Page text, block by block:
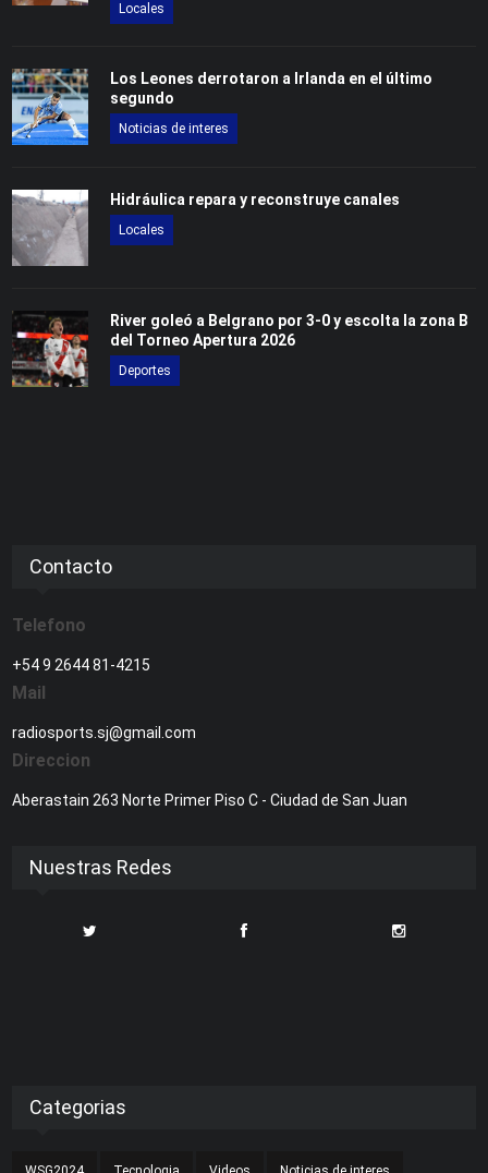
Locales
Los Leones derrotaron a Irlanda en el último
segundo
Noticias de interes
Hidráulica repara y reconstruye canales
Locales
River goleó a Belgrano por 3-0 y escolta la zona B
del Torneo Apertura 2026
Deportes
Contacto
Telefono
+54 9 2644 81-4215
Mail
radiosports.sj@gmail.com
Direccion
Aberastain 263 Norte Primer Piso C - Ciudad de San Juan
Nuestras Redes
Categorias